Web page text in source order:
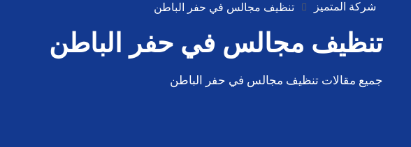
شركة المتميز تنظيف مجالس في حفر الباطن
تنظيف مجالس في حفر الباطن
جميع مقالات تنظيف مجالس في حفر الباطن